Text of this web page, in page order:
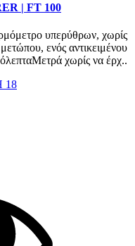
| FT 100
υπερύθρων, χωρίς
ενός αντικειμένου
χωρίς να έρχ..